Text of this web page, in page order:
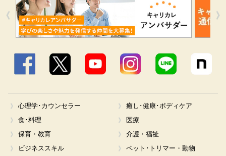
Facebook X YouTube Instagram
心理学･カウンセラー
癒し･健康･ボディケア
食･料理
医療
保育・教育
介護・福祉
ビジネススキル
ペット･トリマー・動物